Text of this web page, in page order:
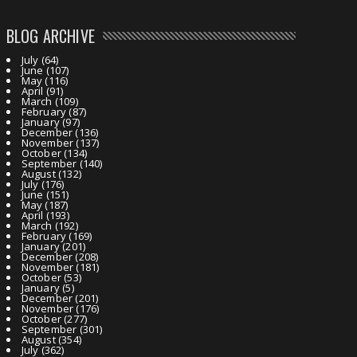
BLOG ARCHIVE
July (64)
June(107)
May(116)
April (91)
March (109)
February(87)
January(97)
December(136)
November(137)
October(134)
September (140)
August(132)
July(176)
June(151)
May(187)
April (193)
March (192)
February(169)
January(201)
December(208)
November(181)
October(53)
January(5)
December(201)
November(176)
October(277)
September (301)
August(354)
July(362)